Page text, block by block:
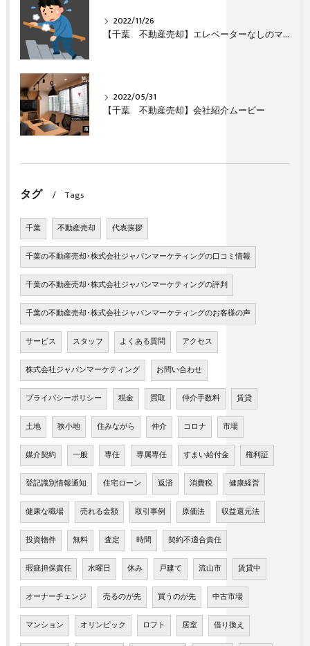
2022/11/26
【千葉 不動産売却】エレベーターなしのマンション（団地）は売れますか？
2022/05/31
【千葉 不動産売却】会社紹介ムービー
タグ Tags
千葉 不動産売却 代表挨拶
千葉の不動産売却･株式会社ジャパンマーケティングの口コミ情報
千葉の不動産売却･株式会社ジャパンマーケティングの評判
千葉の不動産売却･株式会社ジャパンマーケティングのお客様の声
サービス スタッフ よくある質問 アクセス
株式会社ジャパンマーケティング お問い合わせ
プライバシーポリシー 税金 買取 仲介手数料 賃貸
土地 狭小地 住みながら 仲介 コロナ 市場
媒介契約 一般 専任 専属専任 すまい給付金 権利証
登記識別情報通知 住宅ローン 返済 消費税 健康経営
健康な職場 売れる金額 取引事例 原価法 収益還元法
投資物件 無料 査定 時間 契約不適合責任
瑕疵担保責任 水曜日 休み 戸建て 流山市 賃貸中
オーナーチェンジ 売るのが先 買うのが先 中古市場
マンション オリンピック ロフト 居室 借り換え